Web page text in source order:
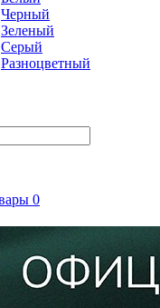
Черный
Зеленый
Серый
Разноцветный
0